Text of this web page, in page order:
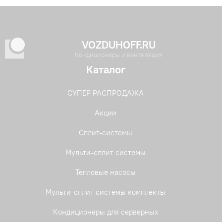
VOZDUHOFF.RU
Кондиционеры и вентиляция
Каталог
СУПЕР РАСПРОДАЖА
Акции
Сплит-системы
Мульти-сплит системы
Тепловые насосы
Мульти-сплит системы комплекты
Кондиционеры для серверных